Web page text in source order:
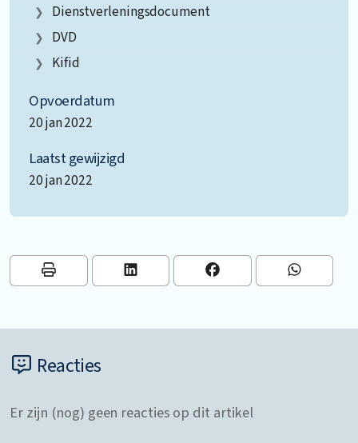
Dienstverleningsdocument
DVD
Kifid
Opvoerdatum
20 jan 2022
Laatst gewijzigd
20 jan 2022
Reacties
Er zijn (nog) geen reacties op dit artikel